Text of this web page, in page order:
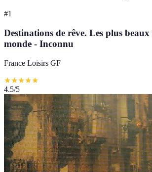
#1
Destinations de rêve. Les plus beaux
monde - Inconnu
France Loisirs GF
★★★★★
4.5/5